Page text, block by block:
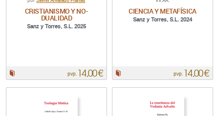
CRISTIANISMO Y NO-
DUALIDAD
Sanz y Torres, S.L. 2025
pvp. 14,00 €
CIENCIA Y METAFÍSICA
Sanz y Torres, S.L. 2024
pvp. 14,00 €